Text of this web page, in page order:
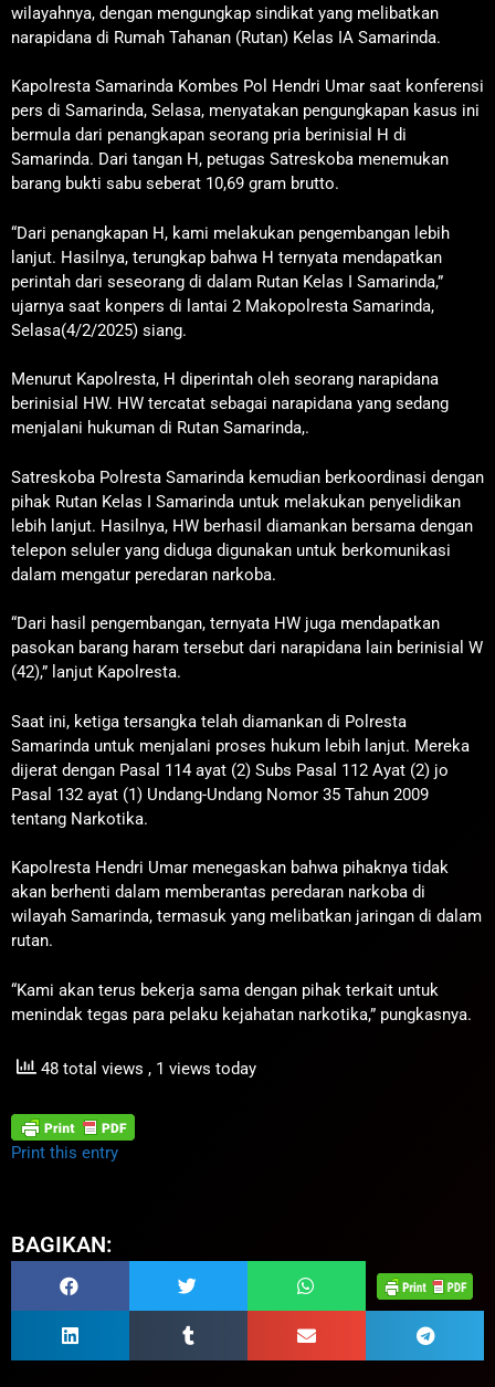
wilayahnya, dengan mengungkap sindikat yang melibatkan
narapidana di Rumah Tahanan (Rutan) Kelas IA Samarinda.
Kapolresta Samarinda Kombes Pol Hendri Umar saat konferensi
pers di Samarinda, Selasa, menyatakan pengungkapan kasus ini
bermula dari penangkapan seorang pria berinisial H di
Samarinda. Dari tangan H, petugas Satreskoba menemukan
barang bukti sabu seberat 10,69 gram brutto.
“Dari penangkapan H, kami melakukan pengembangan lebih
lanjut. Hasilnya, terungkap bahwa H ternyata mendapatkan
perintah dari seseorang di dalam Rutan Kelas I Samarinda,”
ujarnya saat konpers di lantai 2 Makopolresta Samarinda,
Selasa(4/2/2025) siang.
Menurut Kapolresta, H diperintah oleh seorang narapidana
berinisial HW. HW tercatat sebagai narapidana yang sedang
menjalani hukuman di Rutan Samarinda,.
Satreskoba Polresta Samarinda kemudian berkoordinasi dengan
pihak Rutan Kelas I Samarinda untuk melakukan penyelidikan
lebih lanjut. Hasilnya, HW berhasil diamankan bersama dengan
telepon seluler yang diduga digunakan untuk berkomunikasi
dalam mengatur peredaran narkoba.
“Dari hasil pengembangan, ternyata HW juga mendapatkan
pasokan barang haram tersebut dari narapidana lain berinisial W
(42),” lanjut Kapolresta.
Saat ini, ketiga tersangka telah diamankan di Polresta
Samarinda untuk menjalani proses hukum lebih lanjut. Mereka
dijerat dengan Pasal 114 ayat (2) Subs Pasal 112 Ayat (2) jo
Pasal 132 ayat (1) Undang-Undang Nomor 35 Tahun 2009
tentang Narkotika.
Kapolresta Hendri Umar menegaskan bahwa pihaknya tidak
akan berhenti dalam memberantas peredaran narkoba di
wilayah Samarinda, termasuk yang melibatkan jaringan di dalam
rutan.
“Kami akan terus bekerja sama dengan pihak terkait untuk
menindak tegas para pelaku kejahatan narkotika,” pungkasnya.
48 total views , 1 views today
Print this entry
BAGIKAN: